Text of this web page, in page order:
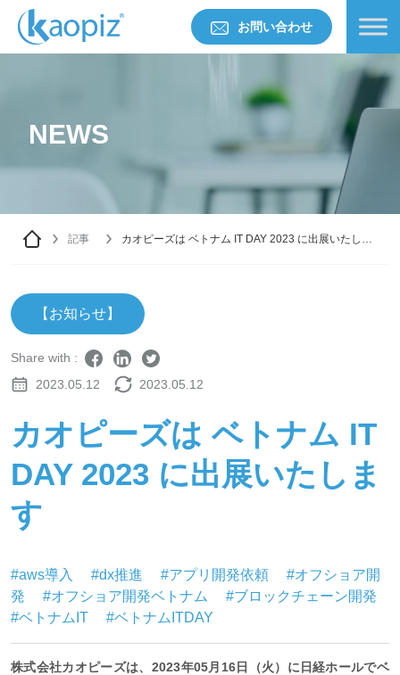
お問い合わせ
NEWS
記事
カオピーズは ベトナム IT DAY 2023 に出展いたしま
【お知らせ】
Share with :
2023.05.12
2023.05.12
カオピーズは ベトナム IT
DAY 2023 に出展いたしま
す
#aws導入 #dx推進 #アプリ開発依頼
#オフショア開
発
#オフショア開発ベトナム
#ブロックチェーン開発
#ベトナムIT
#ベトナムITDAY
株式会社カオピーズは、2023年05月16日（火）に日経ホールでベ